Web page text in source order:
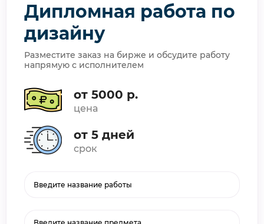
Дипломная работа по
дизайну
Разместите заказ на бирже и обсудите работу
напрямую с исполнителем
от 5000 р.
цена
от 5 дней
срок